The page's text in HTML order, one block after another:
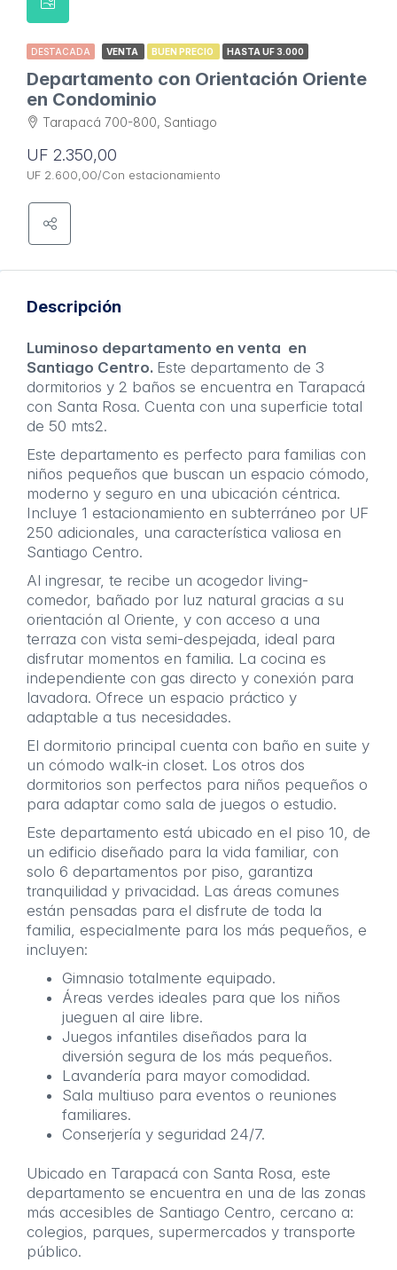
DESTACADA VENTA BUEN PRECIO HASTA UF 3.000
Departamento con Orientación Oriente
en Condominio
Tarapacá 700-800, Santiago
UF 2.350,00
UF 2.600,00/Con estacionamiento
Descripción
Luminoso departamento en venta en
Santiago Centro. Este departamento de 3
dormitorios y 2 baños se encuentra en Tarapacá
con Santa Rosa. Cuenta con una superficie total
de 50 mts2.
Este departamento es perfecto para familias con
niños pequeños que buscan un espacio cómodo,
moderno y seguro en una ubicación céntrica.
Incluye 1 estacionamiento en subterráneo por UF
250 adicionales, una característica valiosa en
Santiago Centro.
Al ingresar, te recibe un acogedor living-
comedor, bañado por luz natural gracias a su
orientación al Oriente, y con acceso a una
terraza con vista semi-despejada, ideal para
disfrutar momentos en familia. La cocina es
independiente con gas directo y conexión para
lavadora. Ofrece un espacio práctico y
adaptable a tus necesidades.
El dormitorio principal cuenta con baño en suite y
un cómodo walk-in closet. Los otros dos
dormitorios son perfectos para niños pequeños o
para adaptar como sala de juegos o estudio.
Este departamento está ubicado en el piso 10, de
un edificio diseñado para la vida familiar, con
solo 6 departamentos por piso, garantiza
tranquilidad y privacidad. Las áreas comunes
están pensadas para el disfrute de toda la
familia, especialmente para los más pequeños, e
incluyen:
Gimnasio totalmente equipado.
Áreas verdes ideales para que los niños
jueguen al aire libre.
Juegos infantiles diseñados para la
diversión segura de los más pequeños.
Lavandería para mayor comodidad.
Sala multiuso para eventos o reuniones
familiares.
Conserjería y seguridad 24/7.
Ubicado en Tarapacá con Santa Rosa, este
departamento se encuentra en una de las zonas
más accesibles de Santiago Centro, cercano a:
colegios, parques, supermercados y transporte
público.